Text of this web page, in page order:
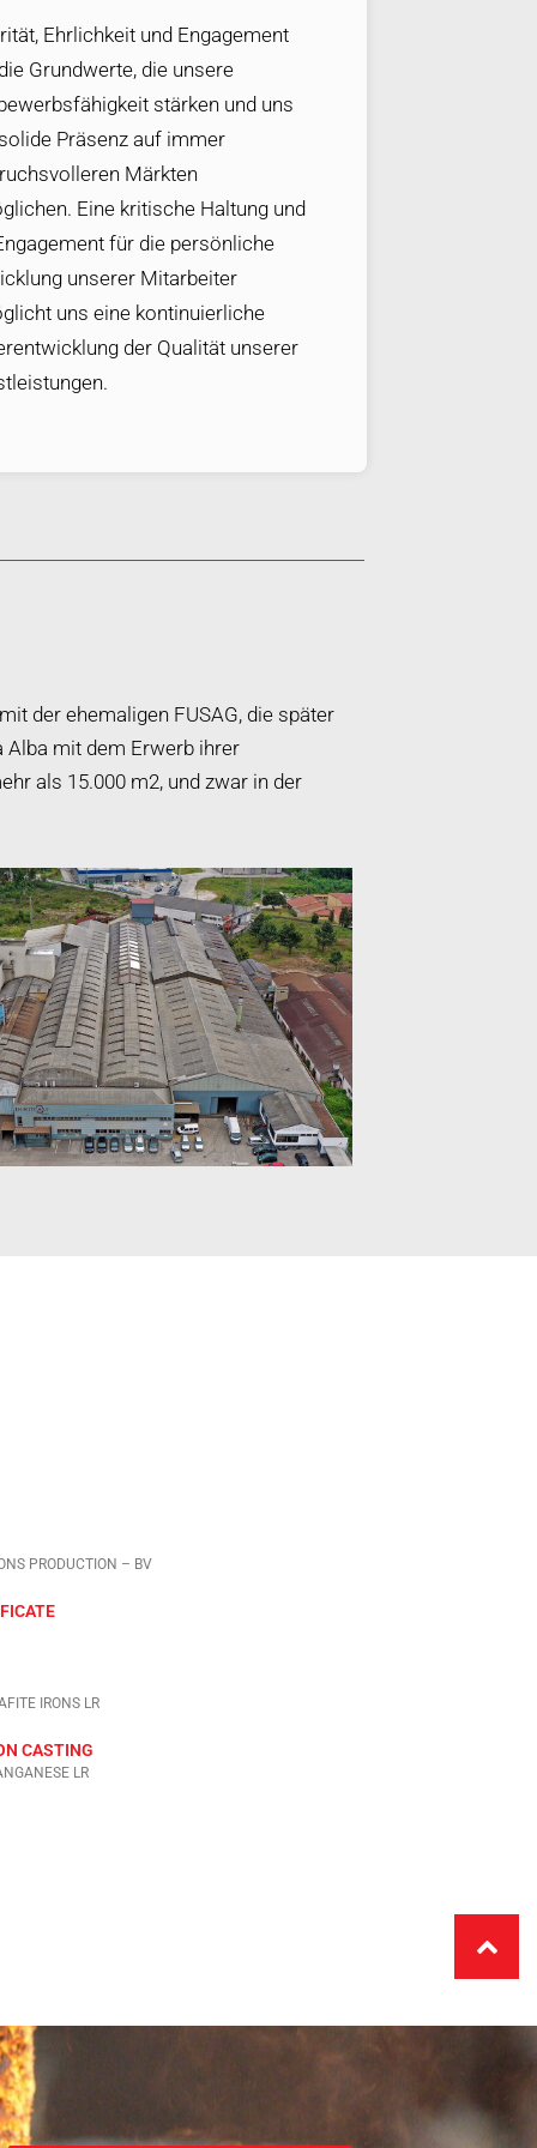
Ehrlichkeit und Engagement
Grundwerte, die unsere
stärken und uns
Präsenz auf immer
Märkten
Eine kritische Haltung und
für die persönliche
unserer Mitarbeiter
uns eine kontinuierliche
der Qualität unserer
der ehemaligen FUSAG, die später
Alba mit dem Erwerb ihrer
als 15.000 m2, und zwar in der
PRODUCTION – BV
IRONS LR
CASTING
LR